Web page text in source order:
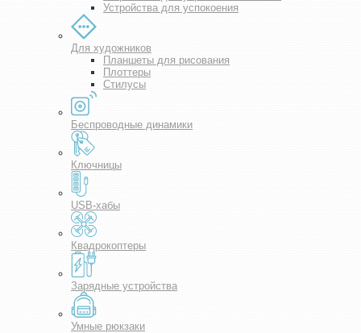
Устройства для успокоения
Для художников
Планшеты для рисования
Плоттеры
Стилусы
Беспроводные динамики
Ключницы
USB-хабы
Квадрокоптеры
Зарядные устройства
Умные рюкзаки